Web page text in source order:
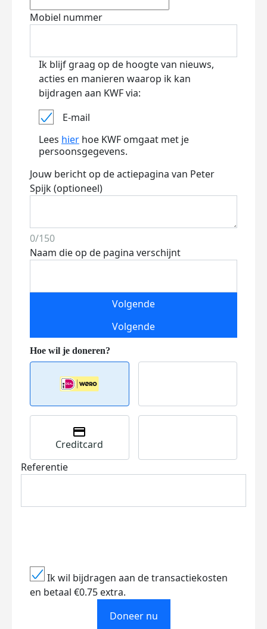
Mobiel nummer
Ik blijf graag op de hoogte van nieuws,
acties en manieren waarop ik kan
bijdragen aan KWF via:
E-mail
Lees hier hoe KWF omgaat met je
persoonsgegevens.
Jouw bericht op de actiepagina van Peter
Spijk (optioneel)
0/150
Naam die op de pagina verschijnt
Volgende
Volgende
Creditcard
Referentie
Ik wil bijdragen aan de transactiekosten
en betaal €0.75 extra.
Doneer nu